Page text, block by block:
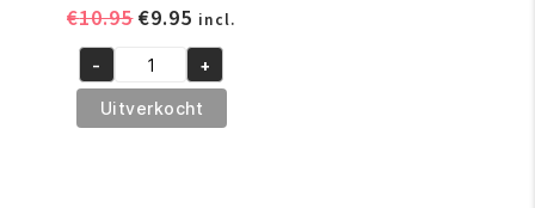
€10.95Oorspronkelijke
was:
€10.95.
€9.95 Huidige
prijs
is:
€9.95.
incl.
Prestige
d'Afrique
II
- +
Uitverkocht